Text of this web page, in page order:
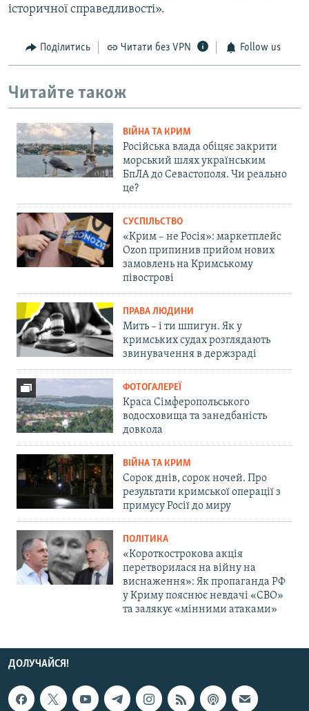
історичної справедливості».
Поділитись Читати без VPN Follow us
Читайте також
ВІЙНА ТА КРИМ
Російська влада обіцяє закрити
морський шлях українським
БпЛА до Севастополя. Чи реально
це?
СУСПІЛЬСТВО
«Крим – не Росія»: маркетплейс
Ozon припинив прийом нових
замовлень на Кримському
півострові
ПРАВА ЛЮДИНИ
Мить – і ти шпигун. Як у
кримських судах розглядають
звинувачення в держзраді
ФОТОГАЛЕРЕЇ
Краса Сімферопольського
водосховища та занедбаність
довкола
ВІЙНА ТА КРИМ
Сорок днів, сорок ночей. Про
результати кримської операції з
примусу Росії до миру
ПОЛІТИКА
«Короткострокова акція
перетворилася на війну на
виснаження»: Як пропаганда РФ
у Криму пояснює невдачі «СВО»
та залякує «мінними атаками»
ДОЛУЧАЙСЯ!